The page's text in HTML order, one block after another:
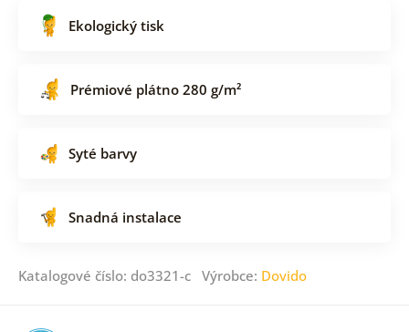
Ekologický tisk
Prémiové plátno 280 g/m²
Syté barvy
Snadná instalace
Katalogové číslo: do3321-c Výrobce: Dovido